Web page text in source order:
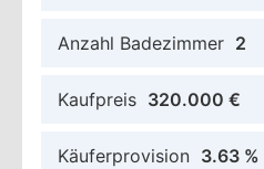
Anzahl Badezimmer 2
Kaufpreis 320.000 €
Käuferprovision 3.63 %